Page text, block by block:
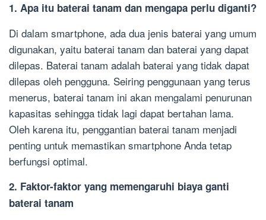
1. Apa itu baterai tanam dan mengapa perlu diganti?
Di dalam smartphone, ada dua jenis baterai yang umum
digunakan, yaitu baterai tanam dan baterai yang dapat
dilepas. Baterai tanam adalah baterai yang tidak dapat
dilepas oleh pengguna. Seiring penggunaan yang terus
menerus, baterai tanam ini akan mengalami penurunan
kapasitas sehingga tidak lagi dapat bertahan lama.
Oleh karena itu, penggantian baterai tanam menjadi
penting untuk memastikan smartphone Anda tetap
berfungsi optimal.
2. Faktor-faktor yang memengaruhi biaya ganti
baterai tanam